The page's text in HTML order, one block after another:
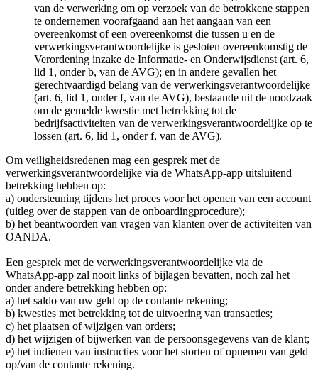
van de verwerking om op verzoek van de betrokkene stappen
te ondernemen voorafgaand aan het aangaan van een
overeenkomst of een overeenkomst die tussen u en de
verwerkingsverantwoordelijke is gesloten overeenkomstig de
Verordening inzake de Informatie- en Onderwijsdienst (art. 6,
lid 1, onder b, van de AVG); en in andere gevallen het
gerechtvaardigd belang van de verwerkingsverantwoordelijke
(art. 6, lid 1, onder f, van de AVG), bestaande uit de noodzaak
om de gemelde kwestie met betrekking tot de
bedrijfsactiviteiten van de verwerkingsverantwoordelijke op te
lossen (art. 6, lid 1, onder f, van de AVG).
Om veiligheidsredenen mag een gesprek met de
verwerkingsverantwoordelijke via de WhatsApp-app uitsluitend
betrekking hebben op:
a) ondersteuning tijdens het proces voor het openen van een account
(uitleg over de stappen van de onboardingprocedure);
b) het beantwoorden van vragen van klanten over de activiteiten van
OANDA.
Een gesprek met de verwerkingsverantwoordelijke via de
WhatsApp-app zal nooit links of bijlagen bevatten, noch zal het
onder andere betrekking hebben op:
a) het saldo van uw geld op de contante rekening;
b) kwesties met betrekking tot de uitvoering van transacties;
c) het plaatsen of wijzigen van orders;
d) het wijzigen of bijwerken van de persoonsgegevens van de klant;
e) het indienen van instructies voor het storten of opnemen van geld
op/van de contante rekening.